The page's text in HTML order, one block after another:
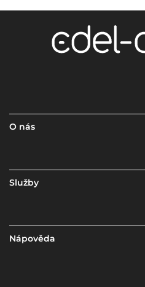
O nás
Služby
Nápověda